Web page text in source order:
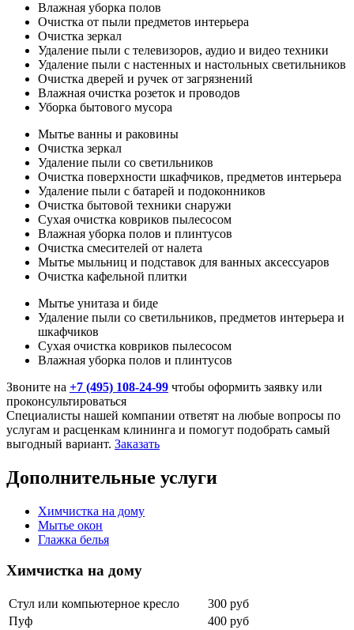
Влажная уборка полов
Очистка от пыли предметов интерьера
Очистка зеркал
Удаление пыли с телевизоров, аудио и видео техники
Удаление пыли с настенных и настольных светильников
Очистка дверей и ручек от загрязнений
Влажная очистка розеток и проводов
Уборка бытового мусора
Мытье ванны и раковины
Очистка зеркал
Удаление пыли со светильников
Очистка поверхности шкафчиков, предметов интерьера
Удаление пыли с батарей и подоконников
Очистка бытовой техники снаружи
Сухая очистка ковриков пылесосом
Влажная уборка полов и плинтусов
Очистка смесителей от налета
Мытье мыльниц и подставок для ванных аксессуаров
Очистка кафельной плитки
Мытье унитаза и биде
Удаление пыли со светильников, предметов интерьера и
шкафчиков
Сухая очистка ковриков пылесосом
Влажная уборка полов и плинтусов
Звоните на +7 (495) 108-24-99 чтобы оформить заявку или
проконсультироваться
Специалисты нашей компании ответят на любые вопросы по
услугам и расценкам клининга и помогут подобрать самый
выгодный вариант. Заказать
Дополнительные услуги
Химчистка на дому
Мытье окон
Глажка белья
Химчистка на дому
Стул или компьютерное кресло
300 руб
Пуф
400 руб